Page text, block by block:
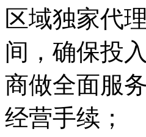
区域独家代
间，确保投
商做全面服
经营手续；